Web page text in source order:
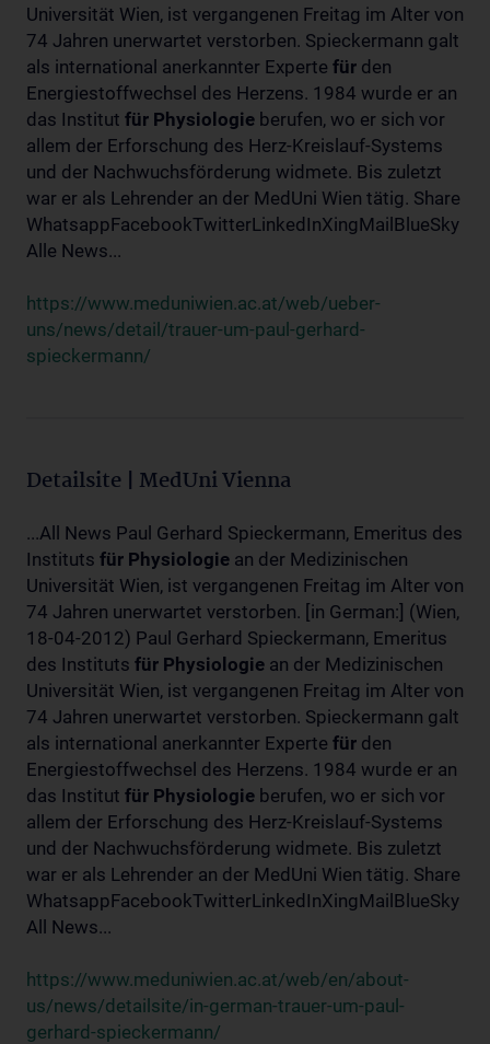
Universität Wien, ist vergangenen Freitag im Alter von
74 Jahren unerwartet verstorben. Spieckermann galt
als international anerkannter Experte für den
Energiestoffwechsel des Herzens. 1984 wurde er an
das Institut für Physiologie berufen, wo er sich vor
allem der Erforschung des Herz-Kreislauf-Systems
und der Nachwuchsförderung widmete. Bis zuletzt
war er als Lehrender an der MedUni Wien tätig. Share
WhatsappFacebookTwitterLinkedInXingMailBlueSky
Alle News...
https://www.meduniwien.ac.at/web/ueber-
uns/news/detail/trauer-um-paul-gerhard-
spieckermann/
Detailsite | MedUni Vienna
...All News Paul Gerhard Spieckermann, Emeritus des
Instituts für Physiologie an der Medizinischen
Universität Wien, ist vergangenen Freitag im Alter von
74 Jahren unerwartet verstorben. [in German:] (Wien,
18-04-2012) Paul Gerhard Spieckermann, Emeritus
des Instituts für Physiologie an der Medizinischen
Universität Wien, ist vergangenen Freitag im Alter von
74 Jahren unerwartet verstorben. Spieckermann galt
als international anerkannter Experte für den
Energiestoffwechsel des Herzens. 1984 wurde er an
das Institut für Physiologie berufen, wo er sich vor
allem der Erforschung des Herz-Kreislauf-Systems
und der Nachwuchsförderung widmete. Bis zuletzt
war er als Lehrender an der MedUni Wien tätig. Share
WhatsappFacebookTwitterLinkedInXingMailBlueSky
All News...
https://www.meduniwien.ac.at/web/en/about-
us/news/detailsite/in-german-trauer-um-paul-
gerhard-spieckermann/